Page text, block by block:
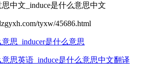
中文_induce是什么意思中文
tyxw/45686.html
意思_inducer是什么意思
意思英语_induce是什么意思中文翻译